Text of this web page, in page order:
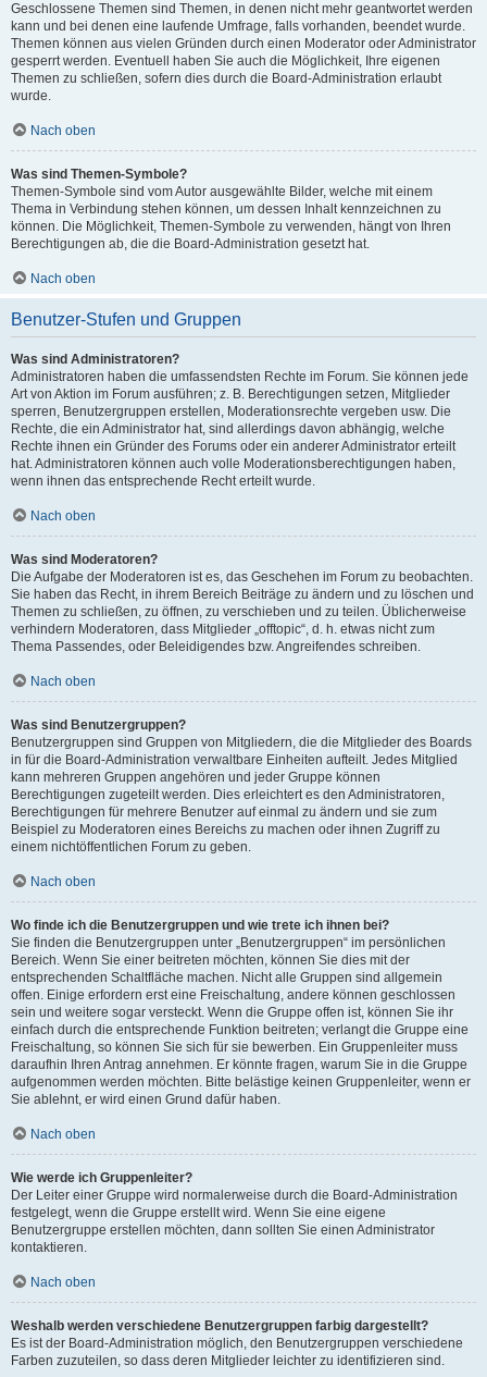
Geschlossene Themen sind Themen, in denen nicht mehr geantwortet werden
kann und bei denen eine laufende Umfrage, falls vorhanden, beendet wurde.
Themen können aus vielen Gründen durch einen Moderator oder Administrator
gesperrt werden. Eventuell haben Sie auch die Möglichkeit, Ihre eigenen
Themen zu schließen, sofern dies durch die Board-Administration erlaubt
wurde.
Nach oben
Was sind Themen-Symbole?
Themen-Symbole sind vom Autor ausgewählte Bilder, welche mit einem
Thema in Verbindung stehen können, um dessen Inhalt kennzeichnen zu
können. Die Möglichkeit, Themen-Symbole zu verwenden, hängt von Ihren
Berechtigungen ab, die die Board-Administration gesetzt hat.
Nach oben
Benutzer-Stufen und Gruppen
Was sind Administratoren?
Administratoren haben die umfassendsten Rechte im Forum. Sie können jede
Art von Aktion im Forum ausführen; z. B. Berechtigungen setzen, Mitglieder
sperren, Benutzergruppen erstellen, Moderationsrechte vergeben usw. Die
Rechte, die ein Administrator hat, sind allerdings davon abhängig, welche
Rechte ihnen ein Gründer des Forums oder ein anderer Administrator erteilt
hat. Administratoren können auch volle Moderationsberechtigungen haben,
wenn ihnen das entsprechende Recht erteilt wurde.
Nach oben
Was sind Moderatoren?
Die Aufgabe der Moderatoren ist es, das Geschehen im Forum zu beobachten.
Sie haben das Recht, in ihrem Bereich Beiträge zu ändern und zu löschen und
Themen zu schließen, zu öffnen, zu verschieben und zu teilen. Üblicherweise
verhindern Moderatoren, dass Mitglieder „offtopic“, d. h. etwas nicht zum
Thema Passendes, oder Beleidigendes bzw. Angreifendes schreiben.
Nach oben
Was sind Benutzergruppen?
Benutzergruppen sind Gruppen von Mitgliedern, die die Mitglieder des Boards
in für die Board-Administration verwaltbare Einheiten aufteilt. Jedes Mitglied
kann mehreren Gruppen angehören und jeder Gruppe können
Berechtigungen zugeteilt werden. Dies erleichtert es den Administratoren,
Berechtigungen für mehrere Benutzer auf einmal zu ändern und sie zum
Beispiel zu Moderatoren eines Bereichs zu machen oder ihnen Zugriff zu
einem nichtöffentlichen Forum zu geben.
Nach oben
Wo finde ich die Benutzergruppen und wie trete ich ihnen bei?
Sie finden die Benutzergruppen unter „Benutzergruppen“ im persönlichen
Bereich. Wenn Sie einer beitreten möchten, können Sie dies mit der
entsprechenden Schaltfläche machen. Nicht alle Gruppen sind allgemein
offen. Einige erfordern erst eine Freischaltung, andere können geschlossen
sein und weitere sogar versteckt. Wenn die Gruppe offen ist, können Sie ihr
einfach durch die entsprechende Funktion beitreten; verlangt die Gruppe eine
Freischaltung, so können Sie sich für sie bewerben. Ein Gruppenleiter muss
daraufhin Ihren Antrag annehmen. Er könnte fragen, warum Sie in die Gruppe
aufgenommen werden möchten. Bitte belästige keinen Gruppenleiter, wenn er
Sie ablehnt, er wird einen Grund dafür haben.
Nach oben
Wie werde ich Gruppenleiter?
Der Leiter einer Gruppe wird normalerweise durch die Board-Administration
festgelegt, wenn die Gruppe erstellt wird. Wenn Sie eine eigene
Benutzergruppe erstellen möchten, dann sollten Sie einen Administrator
kontaktieren.
Nach oben
Weshalb werden verschiedene Benutzergruppen farbig dargestellt?
Es ist der Board-Administration möglich, den Benutzergruppen verschiedene
Farben zuzuteilen, so dass deren Mitglieder leichter zu identifizieren sind.